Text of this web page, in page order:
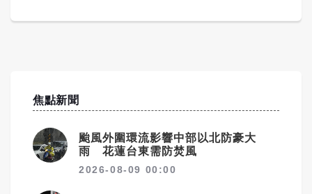
焦點新聞
颱風外圍環流影響中部以北防豪大
雨 花蓮台東需防焚風
2026-08-09 00:00